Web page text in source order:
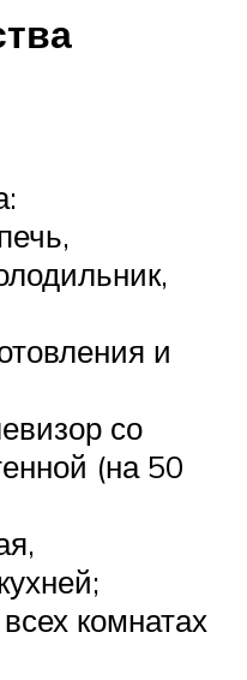
и
со
(на 50
комнатах